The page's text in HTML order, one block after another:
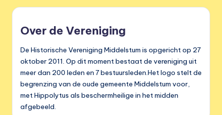
Over de Vereniging
De Historische Vereniging Middelstum is opgericht op 27
oktober 2011. Op dit moment bestaat de vereniging uit
meer dan 200 leden en 7 bestuursleden.Het logo stelt de
begrenzing van de oude gemeente Middelstum voor,
met Hippolytus als beschermheilige in het midden
afgebeeld.